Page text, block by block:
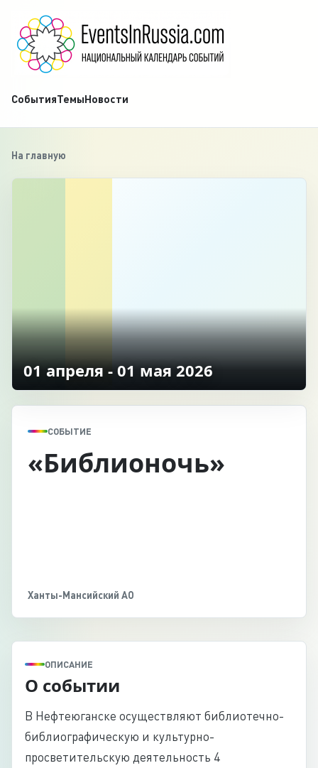
СобытияТемыНовости
На главную
‹
01 апреля - 01 мая 2026
СОБЫТИЕ
«Библионочь»
Ханты-Мансийский АО
ОПИСАНИЕ
О событии
В Нефтеюганске осуществляют библиотечно-
библиографическую и культурно-
просветительскую деятельность 4